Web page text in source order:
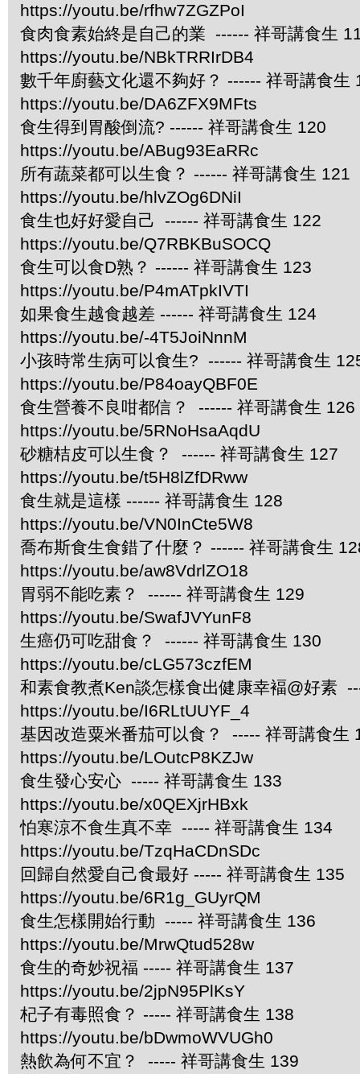
https://youtu.be/rfhw7ZGZPoI
食肉食素始終是自己的業 ------ 祥哥講食生
https://youtu.be/NBkTRRIrDB4
數千年廚藝文化還不夠好？ ------ 祥哥講食生
https://youtu.be/DA6ZFX9MFts
食生得到胃酸倒流? ------ 祥哥講食生 120
https://youtu.be/ABug93EaRRc
所有蔬菜都可以生食？ ------ 祥哥講食生 121
https://youtu.be/hlvZOg6DNiI
食生也好好愛自己 ------ 祥哥講食生 122
https://youtu.be/Q7RBKBuSOCQ
食生可以食D熟？ ------ 祥哥講食生 123
https://youtu.be/P4mATpkIVTI
如果食生越食越差 ------ 祥哥講食生 124
https://youtu.be/-4T5JoiNnnM
小孩時常生病可以食生? ------ 祥哥講食生
https://youtu.be/P84oayQBF0E
食生營養不良咁都信？ ------ 祥哥講食生 126
https://youtu.be/5RNoHsaAqdU
砂糖桔皮可以生食？ ------ 祥哥講食生 127
https://youtu.be/t5H8lZfDRww
食生就是這樣 ------ 祥哥講食生 128
https://youtu.be/VN0InCte5W8
喬布斯食生食錯了什麼？ ------ 祥哥講食生
https://youtu.be/aw8VdrlZO18
胃弱不能吃素？ ------ 祥哥講食生 129
https://youtu.be/SwafJVYunF8
生癌仍可吃甜食？ ------ 祥哥講食生 130
https://youtu.be/cLG573czfEM
和素食教煮Ken談怎樣食出健康幸褔@好素
https://youtu.be/I6RLtUUYF_4
基因改造粟米番茄可以食？ ----- 祥哥講食生
https://youtu.be/LOutcP8KZJw
食生發心安心 ----- 祥哥講食生 133
https://youtu.be/x0QEXjrHBxk
怕寒涼不食生真不幸 ----- 祥哥講食生 134
https://youtu.be/TzqHaCDnSDc
回歸自然愛自己食最好 ----- 祥哥講食生 135
https://youtu.be/6R1g_GUyrQM
食生怎樣開始行動 ----- 祥哥講食生 136
https://youtu.be/MrwQtud528w
食生的奇妙祝福 ----- 祥哥講食生 137
https://youtu.be/2jpN95PlKsY
杞子有毒照食？ ----- 祥哥講食生 138
https://youtu.be/bDwmoWVUGh0
熱飲為何不宜？ ----- 祥哥講食生 139